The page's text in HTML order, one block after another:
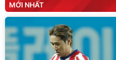
MỚI NHẤT